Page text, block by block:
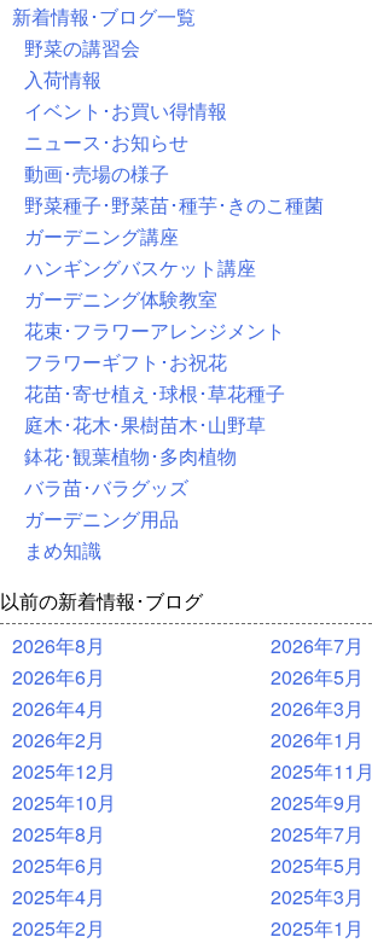
新着情報･ブログ一覧
野菜の講習会
入荷情報
イベント･お買い得情報
ニュース･お知らせ
動画･売場の様子
野菜種子･野菜苗･種芋･きのこ種菌
ガーデニング講座
ハンギングバスケット講座
ガーデニング体験教室
花束･フラワーアレンジメント
フラワーギフト･お祝花
花苗･寄せ植え･球根･草花種子
庭木･花木･果樹苗木･山野草
鉢花･観葉植物･多肉植物
バラ苗･バラグッズ
ガーデニング用品
まめ知識
以前の新着情報･ブログ
2026年8月
2026年7月
2026年6月
2026年5月
2026年4月
2026年3月
2026年2月
2026年1月
2025年12月
2025年11月
2025年10月
2025年9月
2025年8月
2025年7月
2025年6月
2025年5月
2025年4月
2025年3月
2025年2月
2025年1月